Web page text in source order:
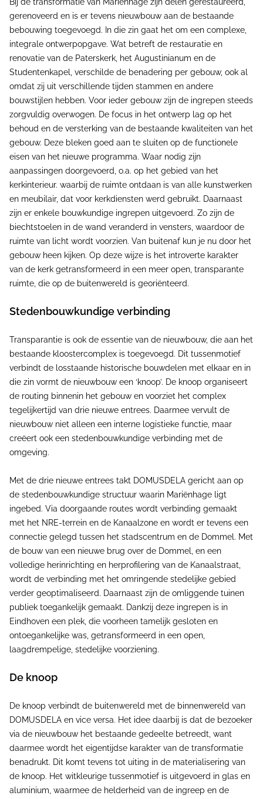
gerenoveerd en is er tevens nieuwbouw aan de bestaande
bebouwing toegevoegd. In die zin gaat het om een complexe,
integrale ontwerpopgave. Wat betreft de restauratie en
renovatie van de Paterskerk, het Augustinianum en de
Studentenkapel, verschilde de benadering per gebouw, ook al
omdat zij uit verschillende tijden stammen en andere
bouwstijlen hebben. Voor ieder gebouw zijn de ingrepen steeds
zorgvuldig overwogen. De focus in het ontwerp lag op het
behoud en de versterking van de bestaande kwaliteiten van het
gebouw. Deze bleken goed aan te sluiten op de functionele
eisen van het nieuwe programma. Waar nodig zijn
aanpassingen doorgevoerd, o.a. op het gebied van het
kerkinterieur. waarbij de ruimte ontdaan is van alle kunstwerken
en meubilair, dat voor kerkdiensten werd gebruikt. Daarnaast
zijn er enkele bouwkundige ingrepen uitgevoerd. Zo zijn de
biechtstoelen in de wand veranderd in vensters, waardoor de
ruimte van licht wordt voorzien. Van buitenaf kun je nu door het
gebouw heen kijken. Op deze wijze is het introverte karakter
van de kerk getransformeerd in een meer open, transparante
ruimte, die op de buitenwereld is georiënteerd.
Stedenbouwkundige verbinding
Transparantie is ook de essentie van de nieuwbouw, die aan het
bestaande kloostercomplex is toegevoegd. Dit tussenmotief
verbindt de losstaande historische bouwdelen met elkaar en in
die zin vormt de nieuwbouw een ‘knoop’. De knoop organiseert
de routing binnenin het gebouw en voorziet het complex
tegelijkertijd van drie nieuwe entrees. Daarmee vervult de
nieuwbouw niet alleen een interne logistieke functie, maar
creëert ook een stedenbouwkundige verbinding met de
omgeving.
Met de drie nieuwe entrees takt DOMUSDELA gericht aan op
de stedenbouwkundige structuur waarin Mariënhage ligt
ingebed. Via doorgaande routes wordt verbinding gemaakt
met het NRE-terrein en de Kanaalzone en wordt er tevens een
connectie gelegd tussen het stadscentrum en de Dommel. Met
de bouw van een nieuwe brug over de Dommel, en een
volledige herinrichting en herprofilering van de Kanaalstraat,
wordt de verbinding met het omringende stedelijke gebied
verder geoptimaliseerd. Daarnaast zijn de omliggende tuinen
publiek toegankelijk gemaakt. Dankzij deze ingrepen is in
Eindhoven een plek, die voorheen tamelijk gesloten en
ontoegankelijke was, getransformeerd in een open,
laagdrempelige, stedelijke voorziening.
De knoop
De knoop verbindt de buitenwereld met de binnenwereld van
DOMUSDELA en vice versa. Het idee daarbij is dat de bezoeker
via de nieuwbouw het bestaande gedeelte betreedt, want
daarmee wordt het eigentijdse karakter van de transformatie
benadrukt. Dit komt tevens tot uiting in de materialisering van
de knoop. Het witkleurige tussenmotief is uitgevoerd in glas en
aluminium, waarmee de helderheid van de ingreep en de